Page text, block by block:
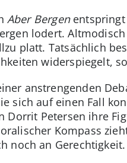
Aber Bergenentspringt
lodert.
platt. Tatsächlich
widerspiegelt,
anstrengenden
sich auf einen Fall
Dorrit Petersen ihre
Kompass
noch an